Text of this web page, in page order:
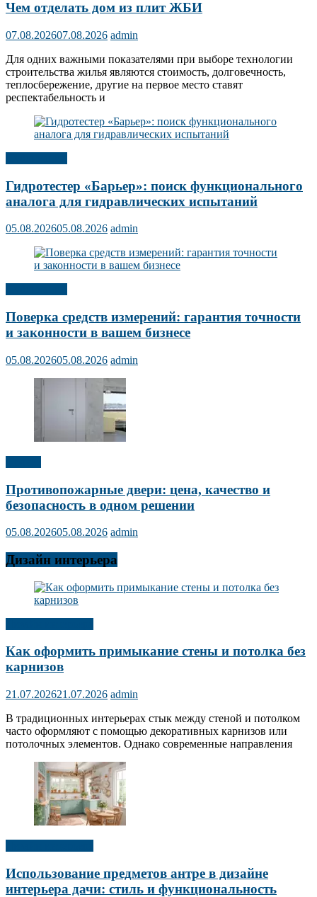
Чем отделать дом из плит ЖБИ
07.08.202607.08.2026 admin
Для одних важными показателями при выборе технологии
строительства жилья являются стоимость, долговечность,
теплосбережение, другие на первое место ставят
респектабельность и
Гидротестер «Барьер»: поиск функционального
аналога для гидравлических испытаний
05.08.202605.08.2026 admin
Поверка средств измерений: гарантия точности
и законности в вашем бизнесе
05.08.202605.08.2026 admin
Противопожарные двери: цена, качество и
безопасность в одном решении
05.08.202605.08.2026 admin
Дизайн интерьера
Как оформить примыкание стены и потолка без
карнизов
21.07.202621.07.2026 admin
В традиционных интерьерах стык между стеной и потолком
часто оформляют с помощью декоративных карнизов или
потолочных элементов. Однако современные направления
Использование предметов антре в дизайне
интерьера дачи: стиль и функциональность